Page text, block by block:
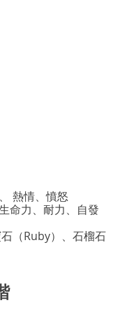
熱情、憤怒
命力、耐力、自發
（Ruby）、石榴石